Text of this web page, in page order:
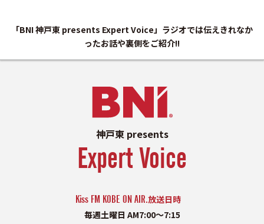
「BNI 神戸東 presents Expert Voice」ラジオでは伝えきれなか
ったお話や裏側をご紹介!!
神戸東 presents
Expert Voice
Kiss FM KOBE ON AIR.放送日時
毎週土曜日 AM7:00〜7:15